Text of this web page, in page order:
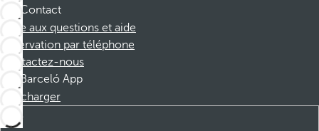
Contact
Foire aux questions et aide
Réservation par téléphone
Contactez-nous
Barceló App
Télécharger